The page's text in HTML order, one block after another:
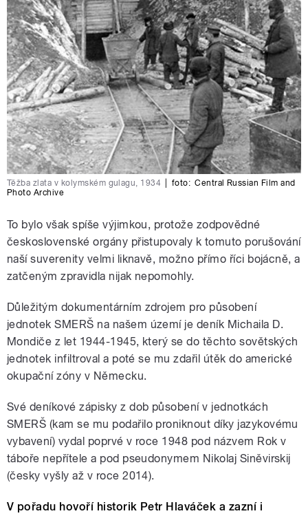
Těžba zlata v kolymském gulagu, 1934 foto: Central Russian Film and
Photo Archive
To bylo však spíše výjimkou, protože zodpovědné
československé orgány přistupovaly k tomuto porušování
naší suverenity velmi liknavě, možno přímo říci bojácně, a
zatčeným zpravidla nijak nepomohly.
Důležitým dokumentárním zdrojem pro působení
jednotek SMERŠ na našem území je deník Michaila D.
Mondiče z let 1944-1945, který se do těchto sovětských
jednotek infiltroval a poté se mu zdařil útěk do americké
okupační zóny v Německu.
Své deníkové zápisky z dob působení v jednotkách
SMERŠ (kam se mu podařilo proniknout díky jazykovému
vybavení) vydal poprvé v roce 1948 pod názvem Rok v
táboře nepřítele a pod pseudonymem Nikolaj Siněvirskij
(česky vyšly až v roce 2014).
V pořadu hovoří historik Petr Hlaváček a zazní i